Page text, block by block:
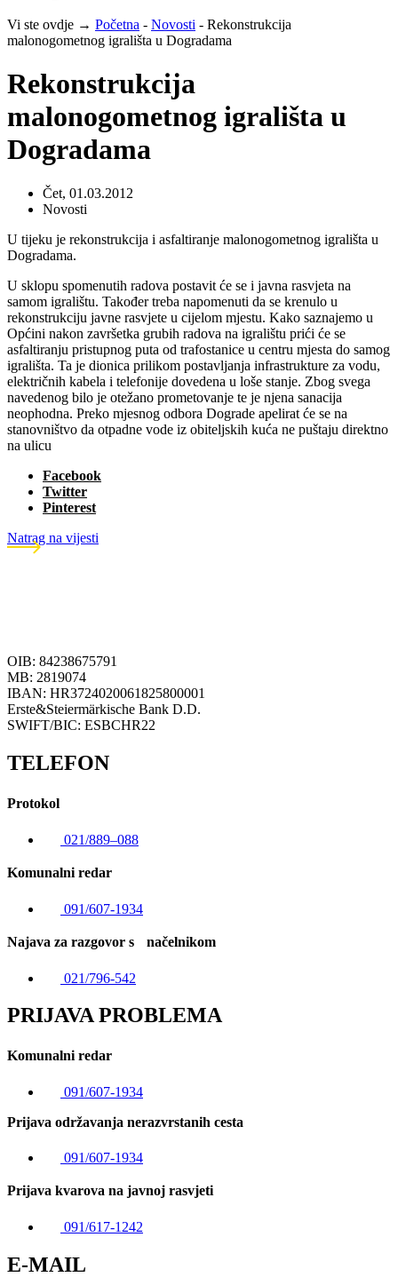
Vi ste ovdje → Početna - Novosti - Rekonstrukcija
malonogometnog igrališta u Dogradama
Rekonstrukcija
malonogometnog igrališta u
Dogradama
Čet, 01.03.2012
Novosti
U tijeku je rekonstrukcija i asfaltiranje malonogometnog igrališta u
Dogradama.
U sklopu spomenutih radova postavit će se i javna rasvjeta na
samom igralištu. Također treba napomenuti da se krenulo u
rekonstrukciju javne rasvjete u cijelom mjestu. Kako saznajemo u
Općini nakon završetka grubih radova na igralištu prići će se
asfaltiranju pristupnog puta od trafostanice u centru mjesta do samog
igrališta. Ta je dionica prilikom postavljanja infrastrukture za vodu,
električnih kabela i telefonije dovedena u loše stanje. Zbog svega
navedenog bilo je otežano prometovanje te je njena sanacija
neophodna. Preko mjesnog odbora Dograde apelirat će se na
stanovništvo da otpadne vode iz obiteljskih kuća ne puštaju direktno
na ulicu
Facebook
Twitter
Pinterest
Natrag na vijesti
OIB: 84238675791
MB: 2819074
IBAN: HR3724020061825800001
Erste&Steiermärkische Bank D.D.
SWIFT/BIC: ESBCHR22
TELEFON
Protokol
021/889–088
Komunalni redar
091/607-1934
Najava za razgovor s načelnikom
021/796-542
PRIJAVA PROBLEMA
Komunalni redar
091/607-1934
Prijava održavanja nerazvrstanih cesta
091/607-1934
Prijava kvarova na javnoj rasvjeti
091/617-1242
E-MAIL